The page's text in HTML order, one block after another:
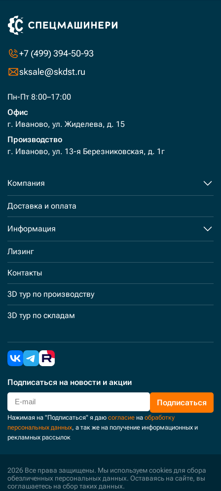
+7 (499) 394-50-93
sksale@skdst.ru
Пн-Пт 8:00–17:00
Офис
г. Иваново, ул. Жиделева, д. 15
Производство
г. Иваново, ул. 13-я Березниковская, д. 1г
Компания
Доставка и оплата
Информация
Лизинг
Контакты
3D тур по производству
3D тур по складам
Подписаться на новости и акции
Подписаться
Нажимая на "Подписаться" я даю согласие на обработку
персональных данных, а так же на получение информационных и
рекламных рассылок
2026 Все права защищены. Мы используем cookies для сбора
обезличенных персональных данных. Оставаясь на сайте, вы
соглашаетесь на сбор таких данных.